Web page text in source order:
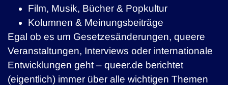
Film, Musik, Bücher & Popkultur
Kolumnen & Meinungsbeiträge
Egal ob es um Gesetzesänderungen, queere
Veranstaltungen, Interviews oder internationale
Entwicklungen geht – queer.de berichtet
(eigentlich) immer über alle wichtigen Themen